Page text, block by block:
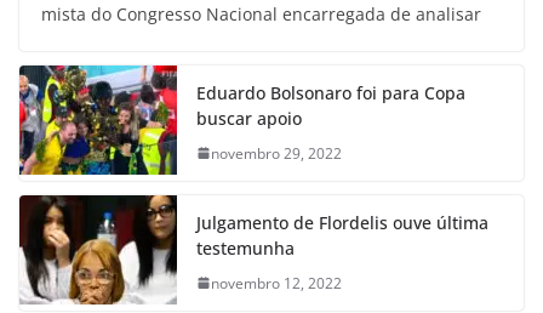
mista do Congresso Nacional encarregada de analisar
Eduardo Bolsonaro foi para Copa
buscar apoio
novembro 29, 2022
Julgamento de Flordelis ouve última
testemunha
novembro 12, 2022